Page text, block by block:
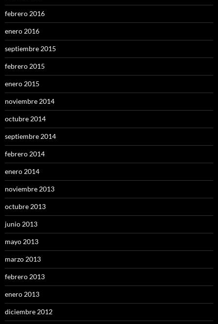
febrero 2016
enero 2016
septiembre 2015
febrero 2015
enero 2015
noviembre 2014
octubre 2014
septiembre 2014
febrero 2014
enero 2014
noviembre 2013
octubre 2013
junio 2013
mayo 2013
marzo 2013
febrero 2013
enero 2013
diciembre 2012